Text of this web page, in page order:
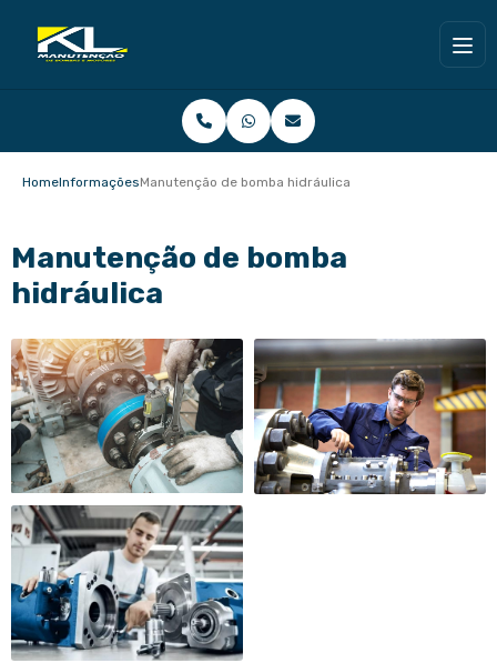
HomeInformaçõesManutenção de bomba hidráulica
Manutenção de bomba
hidráulica